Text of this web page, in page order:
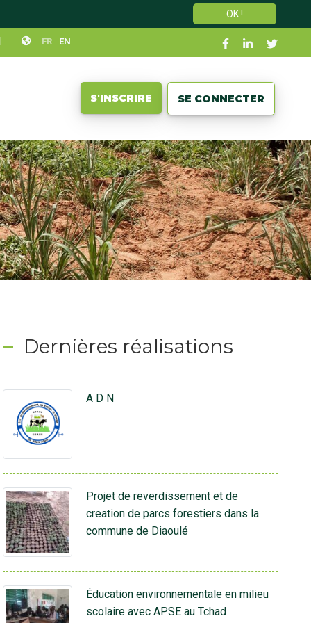
OK !
FR EN
Social
links
S'INSCRIRE SE CONNECTER
Dernières réalisations
A D N
Projet de reverdissement et de
creation de parcs forestiers dans la
commune de Diaoulé
Éducation environnementale en milieu
scolaire avec APSE au Tchad